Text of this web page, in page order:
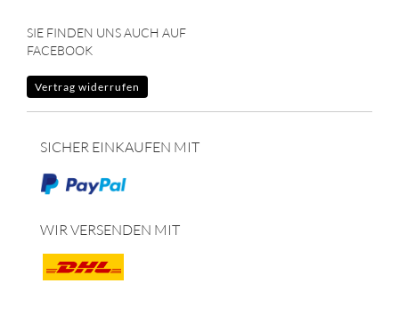
SIE FINDEN UNS AUCH AUF
FACEBOOK
Vertrag widerrufen
SICHER EINKAUFEN MIT
WIR VERSENDEN MIT